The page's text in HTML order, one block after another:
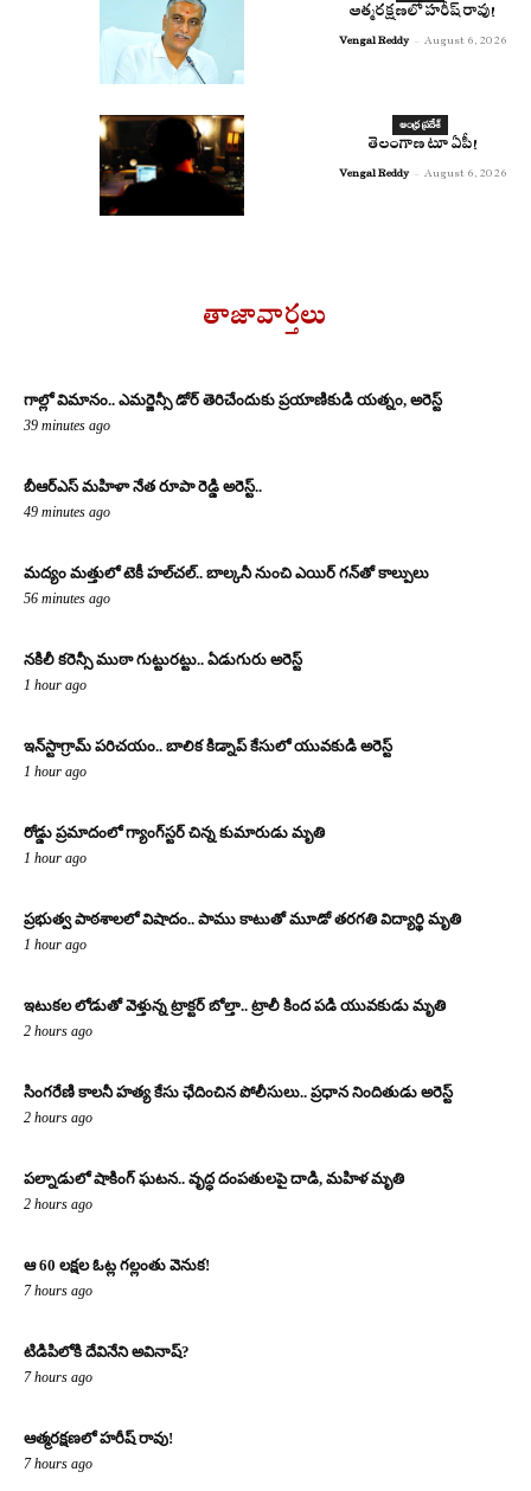
ఆత్మరక్షణలో హరీష్ రావు!
Vengal Reddy - August 6, 2026
ఆంధ్ర ప్రదేశ్
తెలంగాణ టూ ఏపీ!
Vengal Reddy - August 6, 2026
తాజావార్తలు
గాల్లో విమానం.. ఎమర్జెన్సీ డోర్ తెరిచేందుకు ప్రయాణికుడి యత్నం, అరెస్ట్
39 minutes ago
బీఆర్ఎస్ మహిళా నేత రూపా రెడ్డి అరెస్ట్..
49 minutes ago
మద్యం మత్తులో టెకీ హల్‌చల్.. బాల్కనీ నుంచి ఎయిర్ గన్‌తో కాల్పులు
56 minutes ago
నకిలీ కరెన్సీ ముఠా గుట్టురట్టు.. ఏడుగురు అరెస్ట్
1 hour ago
ఇన్‌స్టాగ్రామ్ పరిచయం.. బాలిక కిడ్నాప్ కేసులో యువకుడి అరెస్ట్
1 hour ago
రోడ్డు ప్రమాదంలో గ్యాంగ్‌స్టర్ చిన్న కుమారుడు మృతి
1 hour ago
ప్రభుత్వ పాఠశాలలో విషాదం.. పాము కాటుతో మూడో తరగతి విద్యార్థి మృతి
1 hour ago
ఇటుకల లోడుతో వెళ్తున్న ట్రాక్టర్ బోల్తా.. ట్రాలీ కింద పడి యువకుడు మృతి
2 hours ago
సింగరేణి కాలనీ హత్య కేసు ఛేదించిన పోలీసులు.. ప్రధాన నిందితుడు అరెస్ట్
2 hours ago
పల్నాడులో షాకింగ్ ఘటన.. వృద్ధ దంపతులపై దాడి, మహిళ మృతి
2 hours ago
ఆ 60 లక్షల ఓట్ల గల్లంతు వెనుక!
7 hours ago
టిడిపిలోకి దేవినేని అవినాష్?
7 hours ago
ఆత్మరక్షణలో హరీష్ రావు!
7 hours ago